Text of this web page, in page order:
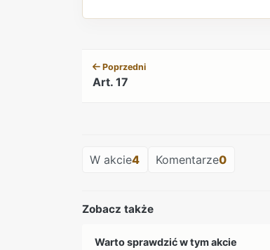
Poprzedni
Art. 17
W akcie4 Komentarze0
Zobacz także
Warto sprawdzić w tym akcie